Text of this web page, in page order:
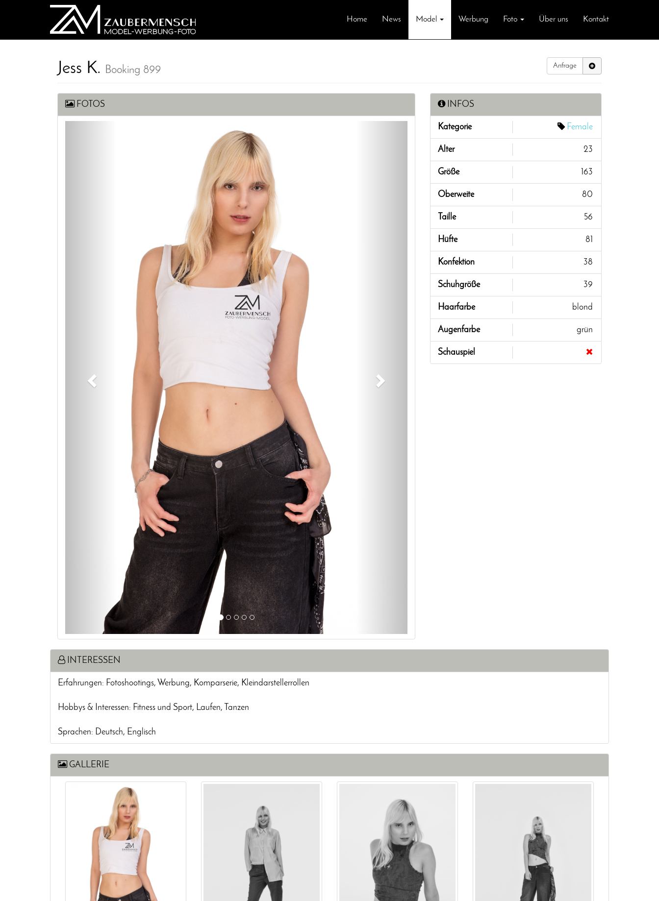
Home News Model Werbung Foto Über uns Kontakt
Jess K. Booking 899 Anfrage
FOTOS INFOS
Kategorie Female
Alter 23
Größe 163
Oberweite 80
Taille 56
Hüfte 81
Konfektion 38
Schuhgröße 39
Haarfarbe blond
Augenfarbe grün
Schauspiel
INTERESSEN
Erfahrungen: Fotoshootings, Werbung, Komparserie, Kleindarstellerrollen
Hobbys & Interessen: Fitness und Sport, Laufen, Tanzen
Sprachen: Deutsch, Englisch
GALLERIE